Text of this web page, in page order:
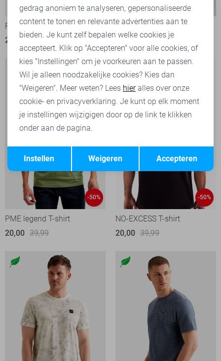
-50%
PME legend T-shirt
20,00 39,99
NO-EXCESS T-shirt
25,00 49,99
-50%
PME legend T-shirt
20,00 39,99
-50%
NO-EXCESS T-shirt
20,00 39,99
Marketing cookies
Terug Opslaan
gedrag anoniem te analyseren, gepersonaliseerde
content te tonen en relevante advertenties aan te
bieden. Je kunt zelf bepalen welke cookies je
accepteert. Klik op "Accepteren" voor alle cookies, of
kies "Instellingen" om je voorkeuren aan te passen.
Wil je alleen noodzakelijke cookies? Kies dan
"Weigeren". Meer weten? Lees hieralles over onze
cookie- en privacyverklaring. Je kunt op elk moment
je instellingen wijzigigen door op de link te klikken
onder aan de pagina.
Accepteren
Weigeren
Instellen